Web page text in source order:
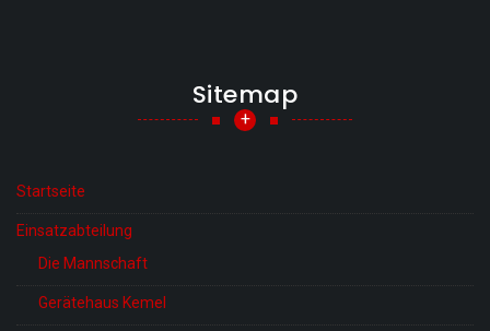
Sitemap
+
Startseite
Einsatzabteilung
Die Mannschaft
Gerätehaus Kemel